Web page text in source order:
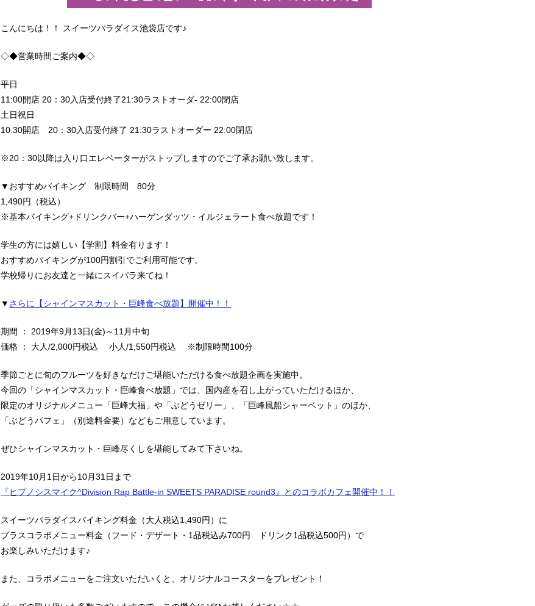
こんにちは！！ スイーツパラダイス池袋店です♪
◇◆営業時間ご案内◆◇
平日
11:00開店 20：30入店受付終了21:30ラストオーダ- 22:00閉店
土日祝日
10:30開店 20：30入店受付終了 21:30ラストオーダー 22:00閉店
※20：30以降は入り口エレベーターがストップしますのでご了承お願い致します。
▼おすすめバイキング 制限時間 80分
1,490円（税込）
※基本バイキング+ドリンクバー+ハーゲンダッツ・イルジェラート食べ放題です！
学生の方には嬉しい【学割】料金有ります！
おすすめバイキングが100円割引でご利用可能です。
学校帰りにお友達と一緒にスイパラ来てね！
▼ さらに【シャインマスカット・巨峰食べ放題】開催中！！
期間 ： 2019年9月13日(金)～11月中旬
価格 ： 大人/2,000円税込 小人/1,550円税込 ※制限時間100分
季節ごとに旬のフルーツを好きなだけご堪能いただける食べ放題企画を実施中。
今回の「シャインマスカット・巨峰食べ放題」では、国内産を召し上がっていただけるほか、
限定のオリジナルメニュー「巨峰大福」や「ぶどうゼリー」、「巨峰風船シャーベット」のほか、
「ぶどうパフェ」（別途料金要）などもご用意しています。
ぜひシャインマスカット・巨峰尽くしを堪能してみて下さいね。
2019年10月1日から10月31日まで
『ヒプノシスマイク^Division Rap Battle-in SWEETS PARADISE round3』とのコラボカフェ開催中！！
スイーツパラダイスバイキング料金（大人税込1,490円）に
プラスコラボメニュー料金（フード・デザート・1品税込み700円 ドリンク1品税込500円）で
お楽しみいただけます♪
また、コラボメニューをご注文いただいくと、オリジナルコースターをプレゼント！